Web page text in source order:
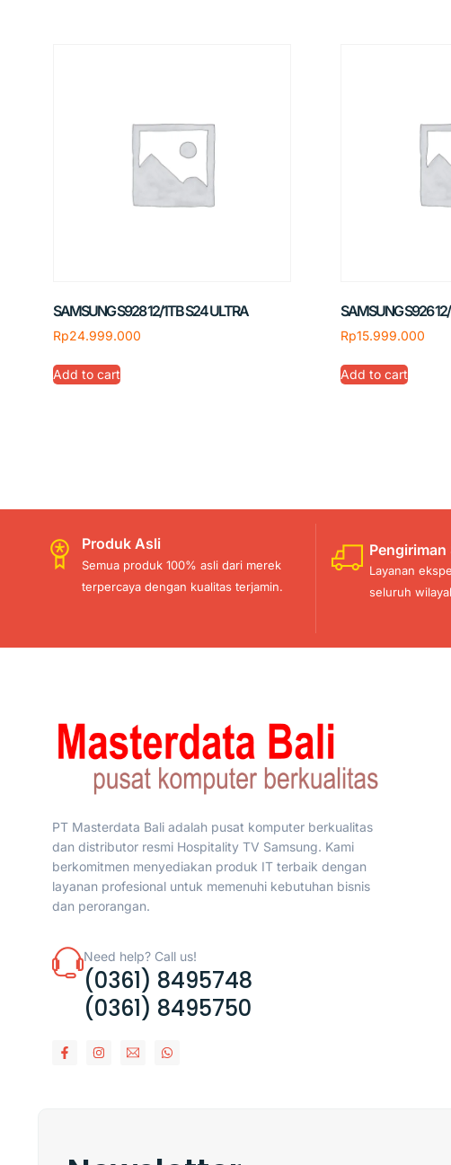
SAMSUNG S928 12/1TB S24 ULTRA
Rp24.999.000
Add to cart
SAMSUNG S926
Rp15.999.000
Add to cart
Produk Asli
Semua produk 100% asli dari merek
terpercaya dengan kualitas terjamin.
Layanan
seluruh
PT Masterdata Bali adalah pusat komputer berkualitas
dan distributor resmi Hospitality TV Samsung. Kami
berkomitmen menyediakan produk IT terbaik dengan
layanan profesional untuk memenuhi kebutuhan bisnis
dan perorangan.
Need help? Call us!
(0361) 8495748
(0361) 8495750